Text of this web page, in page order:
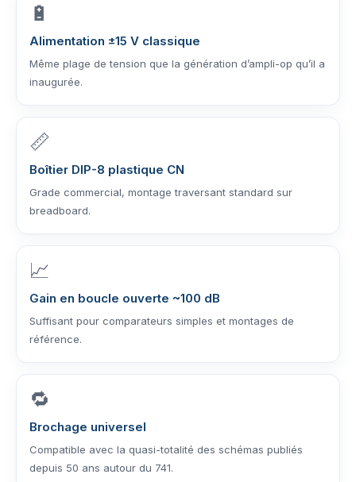
🔋
Alimentation ±15 V classique
Même plage de tension que la génération d’ampli-op qu’il a
inaugurée.
📏
Boîtier DIP-8 plastique CN
Grade commercial, montage traversant standard sur
breadboard.
📈
Gain en boucle ouverte ~100 dB
Suffisant pour comparateurs simples et montages de
référence.
🔁
Brochage universel
Compatible avec la quasi-totalité des schémas publiés
depuis 50 ans autour du 741.